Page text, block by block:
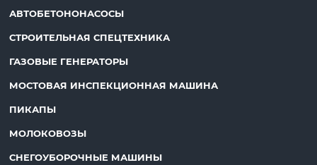
АВТОБЕТОНОНАСОСЫ
СТРОИТЕЛЬНАЯ СПЕЦТЕХНИКА
ГАЗОВЫЕ ГЕНЕРАТОРЫ
МОСТОВАЯ ИНСПЕКЦИОННАЯ МАШИНА
ПИКАПЫ
МОЛОКОВОЗЫ
СНЕГОУБОРОЧНЫЕ МАШИНЫ